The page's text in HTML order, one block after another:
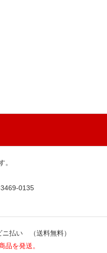
。
0135
ニ払い （送料無料）
品を発送。